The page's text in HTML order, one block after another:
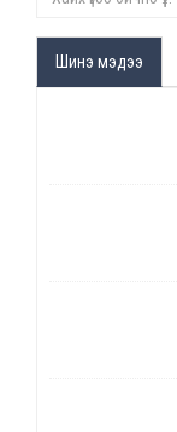
Шинэ мэдээ